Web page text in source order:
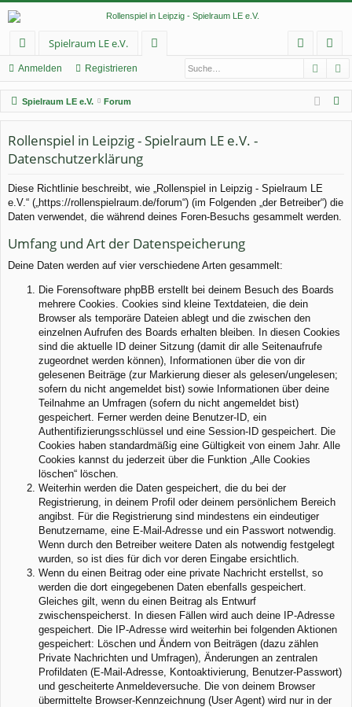
ch
ne
llz
ug
rif
f
Spielraum LE e.V.
en
m
el
ist
rie
Anmelden Registrieren
Spielraum LE e.V. Forum
Rollenspiel in Leipzig - Spielraum LE e.V. -
Datenschutzerklärung
Diese Richtlinie beschreibt, wie „Rollenspiel in Leipzig - Spielraum LE
e.V.“ („https://rollenspielraum.de/forum“) (im Folgenden „der Betreiber“) die
Daten verwendet, die während deines Foren-Besuchs gesammelt werden.
Umfang und Art der Datenspeicherung
Deine Daten werden auf vier verschiedene Arten gesammelt:
Die Forensoftware phpBB erstellt bei deinem Besuch des Boards
mehrere Cookies. Cookies sind kleine Textdateien, die dein
Browser als temporäre Dateien ablegt und die zwischen den
einzelnen Aufrufen des Boards erhalten bleiben. In diesen Cookies
sind die aktuelle ID deiner Sitzung (damit dir alle Seitenaufrufe
zugeordnet werden können), Informationen über die von dir
gelesenen Beiträge (zur Markierung dieser als gelesen/ungelesen;
sofern du nicht angemeldet bist) sowie Informationen über deine
Teilnahme an Umfragen (sofern du nicht angemeldet bist)
gespeichert. Ferner werden deine Benutzer-ID, ein
Authentifizierungsschlüssel und eine Session-ID gespeichert. Die
Cookies haben standardmäßig eine Gültigkeit von einem Jahr. Alle
Cookies kannst du jederzeit über die Funktion „Alle Cookies
löschen“ löschen.
Weiterhin werden die Daten gespeichert, die du bei der
Registrierung, in deinem Profil oder deinem persönlichem Bereich
angibst. Für die Registrierung sind mindestens ein eindeutiger
Benutzername, eine E-Mail-Adresse und ein Passwort notwendig.
Wenn durch den Betreiber weitere Daten als notwendig festgelegt
wurden, so ist dies für dich vor deren Eingabe ersichtlich.
Wenn du einen Beitrag oder eine private Nachricht erstellst, so
werden die dort eingegebenen Daten ebenfalls gespeichert.
Gleiches gilt, wenn du einen Beitrag als Entwurf
zwischenspeicherst. In diesen Fällen wird auch deine IP-Adresse
gespeichert. Die IP-Adresse wird weiterhin bei folgenden Aktionen
gespeichert: Löschen und Ändern von Beiträgen (dazu zählen
Private Nachrichten und Umfragen), Änderungen an zentralen
Profildaten (E-Mail-Adresse, Kontoaktivierung, Benutzer-Passwort)
und gescheiterte Anmeldeversuche. Die von deinem Browser
übermittelte Browser-Kennzeichnung (User Agent) wird nur in der